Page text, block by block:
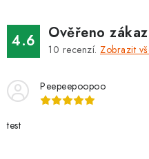
4.6 Ověřeno
10 recenzí. Zobrazit
Peepeepoopoo
test